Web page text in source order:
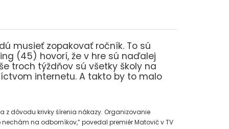
musieť zopakovať ročník. To sú
(45) hovorí, že v hre sú naďalej
troch týždňov sú všetky školy na
internetu. A takto by to malo
z dôvodu krivky šírenia nákazy. Organizovanie
na odborníkov,” povedal premiér Matovič v TV